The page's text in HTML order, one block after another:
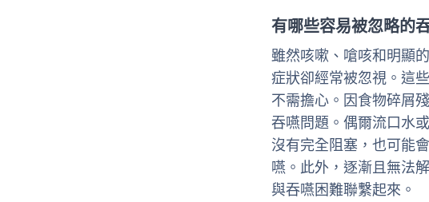
有哪些容易被忽略的
雖然咳嗽、嗆咳和明顯
症狀卻經常被忽視。這
不需擔心。因食物碎屑
吞嚥問題。偶爾流口水
沒有完全阻塞，也可能
嚥。此外，逐漸且無法
與吞嚥困難聯繫起來。